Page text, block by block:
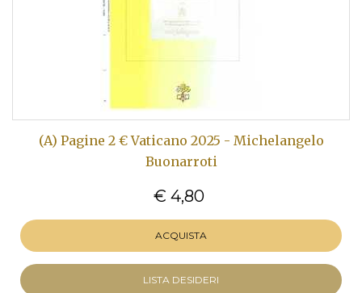
(A) Pagine 2 € Vaticano 2025 - Michelangelo
Buonarroti
€ 4,80
ACQUISTA
LISTA DESIDERI